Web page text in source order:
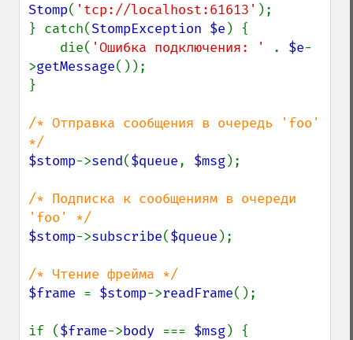
Stomp( 'tcp://localhost:61613' );
} catch(StompException $e ) {
    die(
'Ошибка подключения: ' . $e-
>getMessage());
}
/* Отправка сообщения в очередь 'foo'
$stomp->send($queue, $msg);
/* Подписка к сообщениям в очереди
$stomp->subscribe($queue );
$frame = $stomp->readFrame();
if ($frame->body === $msg) {